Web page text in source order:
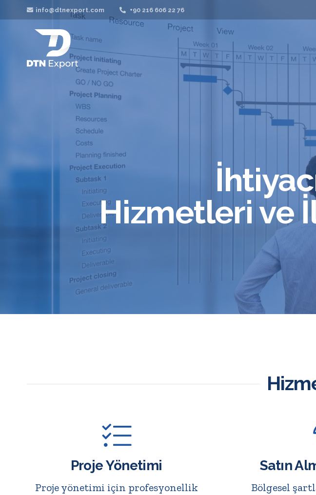
info@dtnexport.com +90 216 606 22 76
Hizmetleri ve
Proje Yönetimi
Proje yönetimi için profesyonellik
Satın
Bölgesel